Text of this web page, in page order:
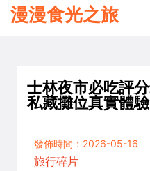
漫漫食光之旅
士林夜市必吃評
私藏攤位真實體驗
發佈時間：2026-05-16
旅行碎片